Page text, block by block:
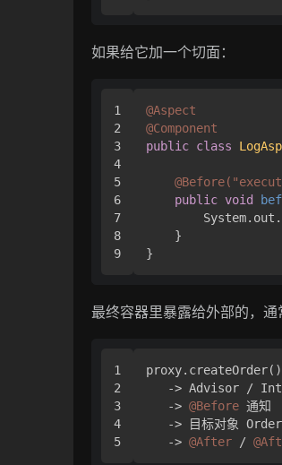
如果给它加一个切面：
1
2
3
4
5
6
7
8
@Aspect
@Component
public class
public void
    }
最终容器里暴露给外部的，
1
2
3
4
proxy.createOrder()
-> Advisor /
   ->
@Before 通知
-> 目标对象
   ->
@After /